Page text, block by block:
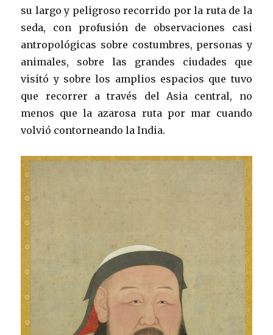
su largo y peligroso recorrido por la ruta de la
seda, con profusión de observaciones casi
antropológicas sobre costumbres, personas y
animales, sobre las grandes ciudades que
visitó y sobre los amplios espacios que tuvo
que recorrer a través del Asia central, no
menos que la azarosa ruta por mar cuando
volvió contorneando la India.